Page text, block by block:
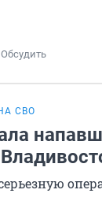
Обсудить
СВО